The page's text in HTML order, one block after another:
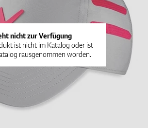
nicht zur Verfügung
ist nicht im Katalog oder ist
rausgenommen worden.